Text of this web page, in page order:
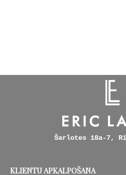
Šarlotes 18a-7,
KLIENTU APKALPOŠANA